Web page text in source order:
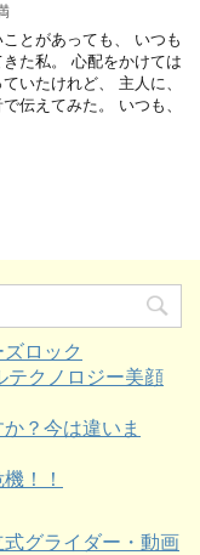
とがあっても、 いつも
た私。 心配をかけては
いたけれど、 主人に、
伝えてみた。 いつも、
ロック
テクノロジー美顔
？今は違いま
！！
グライダー・動画